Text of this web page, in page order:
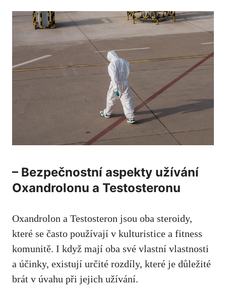
– Bezpečnostní aspekty užívání
Oxandrolonu a Testosteronu
Oxandrolon a Testosteron jsou oba steroidy,
které se často používají v kulturistice a fitness
komunitě. I když mají oba své vlastní vlastnosti
a účinky, existují určité rozdíly, které je důležité
brát v úvahu při jejich užívání.